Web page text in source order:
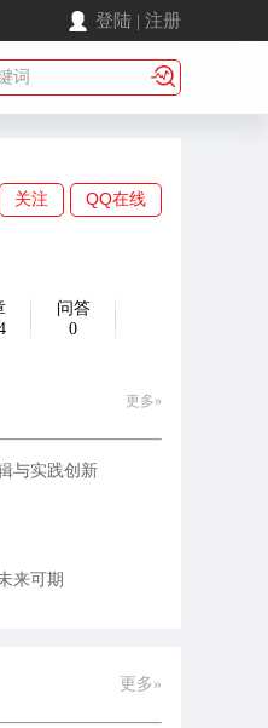
登陆 | 注册
关注 QQ在线
问答
0
更多»
与实践创新
来可期
更多»